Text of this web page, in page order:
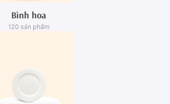
Bình hoa
120 sản phẩm